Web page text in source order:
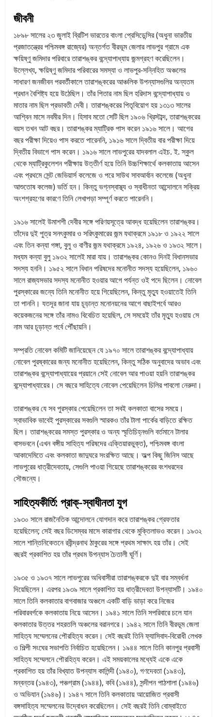
জীবনী
১৮৯৮ সালের ২৩ জুলাই ব্রিটিশ ভারতের বাংলা প্রেসিডেন্সির (অধুনা ভারতীয়
প্রজাতন্ত্রের পশ্চিমবঙ্গ রাজ্যের) অন্তর্গত বীরভূম জেলার লাভপুর গ্রামে এক
ক্ষয়িষ্ণু জমিদার পরিবারে তারাশঙ্কর বন্দ্যোপাধ্যায় জন্মগ্রহণ করেছিলেন।
উল্লেখ্য, ক্ষয়িষ্ণু জমিদার পরিবারের সমস্যা ও লাভপুর-সন্নিহিত অঞ্চলের
সাধারণ জনজীবন পরবর্তীকালে তারাশঙ্করের আঞ্চলিক উপন্যাসগুলির অন্যতম
প্রধান বৈশিষ্ট্য হয়ে উঠেছিল। তাঁর পিতার নাম ছিল হরিদাস বন্দ্যোপাধ্যায় ও
মাতার নাম ছিল প্রভাবতী দেবী। তারাশঙ্করের পিতৃবিয়োগ হয় ১৩১৩ সালের
আশ্বিন মাসে নবমীর দিন। হিসাব মতো সেটি ছিল ১৯০৬ খ্রিস্টাব্দ, তারাশঙ্করের
বয়স তখন আট বছর। তারাশঙ্কর ম্যাট্রিক পাস করেন ১৯১৬ সালে। আগের
বছর পরীক্ষা দিয়েও পাস করতে পারেননি, ১৯১৬ সালে দ্বিতীয় বার পরীক্ষা দিয়ে
দ্বিতীয় বিভাগে পাস করেন। ১৯১৬ সালে লাভপুরের যাদবলাল এইচ. ই. স্কুল
থেকে ম্যাট্রিকুলেশন পরীক্ষায় উত্তীর্ণ হয়ে তিনি উচ্চশিক্ষার্থে কলকাতায় আসেন
এবং প্রথমে সেন্ট জেভিয়ার্স কলেজে ও পরে সাউথ সাবআর্বান কলেজে (অধুনা
আশুতোষ কলেজ) ভর্তি হন। কিন্তু ভগ্নস্বাস্থ্য ও স্বাধীনতা আন্দোলনে সক্রিয়
অংশগ্রহণের কারণে তিনি লেখাপড়া সম্পূর্ণ করতে পারেননি।
১৯১৬ সালেই উমাশশী দেবীর সঙ্গে পরিণয়সূত্রে আবদ্ধ হয়েছিলেন তারাশঙ্কর।
তাঁদের দুই পুত্র সনৎকুমার ও সরিৎকুমারের জন্ম যথাক্রমে ১৯১৮ ও ১৯২২ সালে
এবং তিন কন্যা গঙ্গা, বুলু ও বাণীর জন্ম যথাক্রমে ১৯২৪, ১৯২৬ ও ১৯৩২ সালে।
মধ্যম কন্যা বুলু ১৯৩২ সালেই মারা যায়। তারাশঙ্কর কোনও দিনই বিধানসভার
সদস্য হননি। ১৯৫২ সালে বিধান পরিষদের মনোনীত সদস্য হয়েছিলেন, ১৯৬০
সালে রাজ্যসভার সদস্য মনোনীত হওয়ার আগে পর্যন্ত ওই পদে ছিলেন। নোবেল
পুরস্কারের জন্যে তিনি মনোনীত হয়ে গিয়েছিলেন, কিন্তু মৃত্যু হওয়াতেই তিনি
তা পাননি। যতদূর জানা যায় চূড়ান্ত মনোনয়নের আগে বাছাইপর্বে আরও
কয়েকজনের সঙ্গে তাঁর নামও বিবেচিত হয়েছিল, সে সময়েই তাঁর মৃত্যু হওয়ায় সে
নাম আর চূড়ান্ত পর্বে পৌঁছায়নি।
সম্প্রতি নোবেল কমিটি জানিয়েছেন যে ১৯৭০ সালে তারাশঙ্কর বন্দ্যোপাধ্যায়
নোবেল পুরষ্কারের জন্য মনোনীত হয়েছিলেন, কিন্তু সঠিক অনুবাদের অভাব এবং
তারাশঙ্কর বন্দ্যোপাধ্যায়ের প্রয়ানে সেই নোবেল আর পাওয়া হয়নি তারাশঙ্কর
বন্দ্যোপাধ্যায়ের। সে বছরে সাহিত্যে নোবেল পেয়েছিলেন চিলির পাবলো নেরুদা।
তারাশঙ্কর যে সব পুরস্কার পেয়েছিলেন তা সবই কলকাতা বাসের সময়ে।
স্বাভাবিক ভাবেই পুরস্কারের সবগুলি স্মারকও তাঁর টালা পার্কের বাড়িতে রক্ষিত
ছিল। তারাশঙ্করের সমস্ত পুরস্কার ও অন্য স্মৃতিচিহ্নগুলি বর্তমানে টালার
বাসভবনে (এখন বঙ্গীয় সাহিত্য পরিষদের এক্তিয়ারভুক্ত), পশ্চিমবঙ্গ বাংলা
আকাদেমিতে এবং কলকাতা জাদুঘরে সংরক্ষিত আছে। অল্প কিছু জিনিস আছে
লাভপুরের ধাত্রীদেবতায়, সেগুলি পাওয়া গিয়েছে তারাশঙ্করের বংশধরদের
সৌজন্যে।
সাহিত্যকীর্তি: প্রাক্-স্বাধীনতা যুগ
১৯৩০ সালে রাজনৈতিক আন্দোলনে যোগদান করে তারাশঙ্কর গ্রেফতার
হয়েছিলেন; সেই বছর ডিসেম্বর মাসে কারাগার থেকে মুক্তিলাভও করেন। ১৯৩২
সালে শান্তিনিকেতনে রবীন্দ্রনাথ ঠাকুরের সঙ্গে প্রথম সাক্ষাৎ হয় তাঁর। সেই
বছরই প্রকাশিত হয় তাঁর প্রথম উপন্যাস চৈতালী ঘূর্ণি।
১৯৩৫ ও ১৯৩৭ সালে লাভপুরের অধিবাসীরা তারাশঙ্করকে দুই বার সম্বর্ধনা
দিয়েছিলেন। এরপর ১৯৩৯ সালে প্রকাশিত হয় ধাত্রীদেবতা উপন্যাসটি। ১৯৪০
সালে তিনি কলকাতার বাগবাজার অঞ্চলে একটি বাড়ি ভাড়া করে নিজের
পরিবারবর্গকে কলকাতায় নিয়ে আসেন। ১৯৪১ সালে তিনি সপরিবারে চলে যান
কলকাতার উত্তর শহরতলি অঞ্চলের বরানগরে। ১৯৪২ সালে তিনি বীরভূম জেলা
সাহিত্য সম্মেলনের পৌরহিত্য করেন। সেই বছরই তিনি ফ্যাসিবাদ-বিরোধী লেখক
ও শিল্পী সংঘের সভাপতি নির্বাচিত হয়েছিলেন। ১৯৪৪ সালে তিনি কানপুর প্রবাসী
সাহিত্য সম্মেলনে পৌরহিত্য করেন। এই সময়কালের মধ্যেই একে একে
প্রকাশিত হয় তাঁর বিখ্যাত উপন্যাস কালিন্দী (১৯৪০), গণদেবতা (১৯৪৩),
মন্বন্তর (১৯৪৩), পঞ্চগ্রাম (১৯৪৪), কবি (১৯৪৪), সন্দীপন পাঠশালা (১৯৪৬)
ও অভিযান (১৯৪৬)। ১৯৪৭ সালে তিনি কলকাতায় আয়োজিত প্রবাসী
বঙ্গসাহিত্য সম্মেলনের উদ্বোধন করেছিলেন। সেই বছরই তিনি বোম্বাইতে